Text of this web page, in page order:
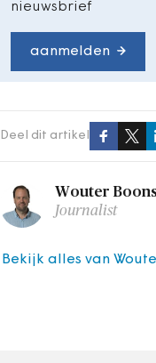
nieuwsbrief
aanmelden
Deel dit artikel
Wouter
Journalist
Bekijk alles van